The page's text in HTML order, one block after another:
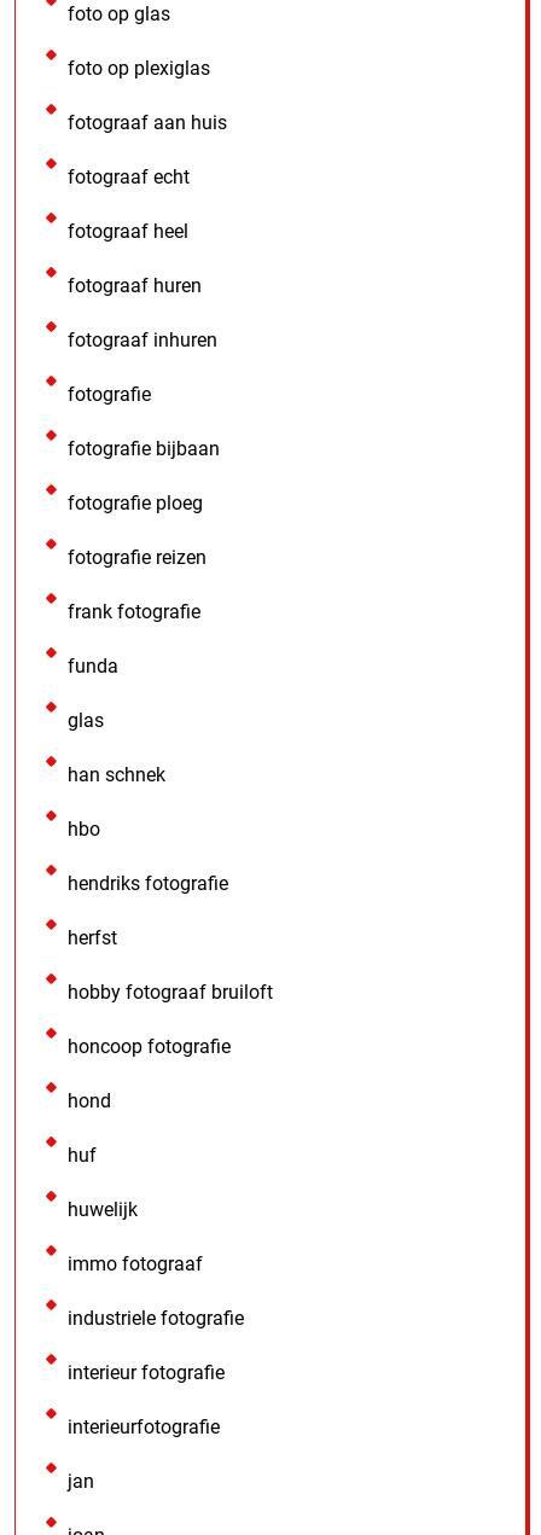
foto op glas
foto op plexiglas
fotograaf aan huis
fotograaf echt
fotograaf heel
fotograaf huren
fotograaf inhuren
fotografie
fotografie bijbaan
fotografie ploeg
fotografie reizen
frank fotografie
funda
glas
han schnek
hbo
hendriks fotografie
herfst
hobby fotograaf bruiloft
honcoop fotografie
hond
huf
huwelijk
immo fotograaf
industriele fotografie
interieur fotografie
interieurfotografie
jan